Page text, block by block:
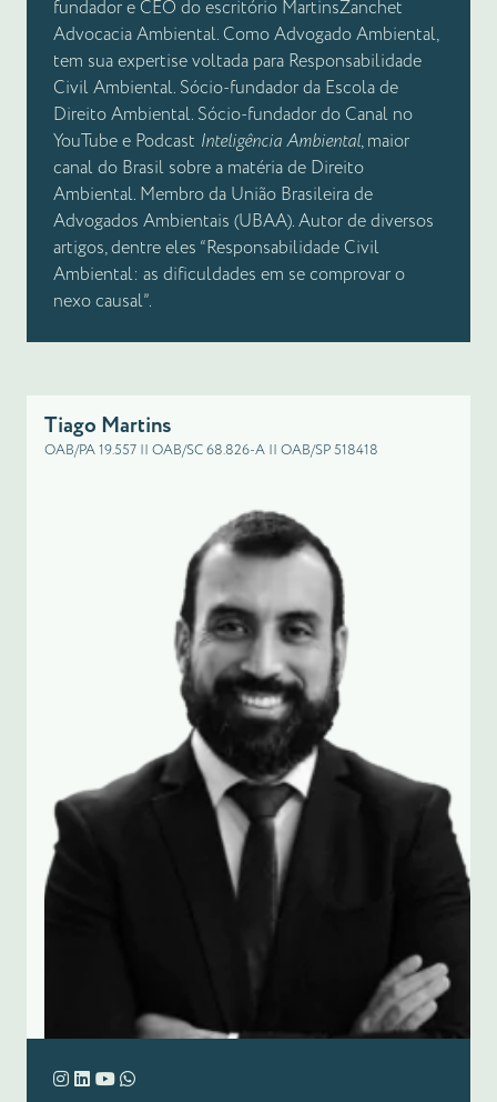
fundador e CEO do escritório MartinsZanchet
Advocacia Ambiental. Como Advogado Ambiental,
tem sua expertise voltada para Responsabilidade
Civil Ambiental. Sócio-fundador da Escola de
Direito Ambiental. Sócio-fundador do Canal no
YouTube e Podcast Inteligência Ambiental, maior
canal do Brasil sobre a matéria de Direito
Ambiental. Membro da União Brasileira de
Advogados Ambientais (UBAA). Autor de diversos
artigos, dentre eles “Responsabilidade Civil
Ambiental: as dificuldades em se comprovar o
nexo causal”.
Tiago Martins
OAB/PA 19.557 || OAB/SC 68.826-A || OAB/SP 518418